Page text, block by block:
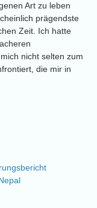
Art zu leben
prägendste
Zeit. Ich hatte
nicht selten zum
die mir in